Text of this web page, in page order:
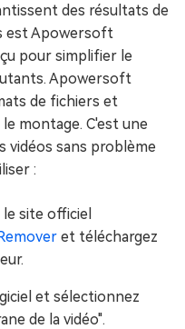
des résultats de
est Apowersoft
pour simplifier le
Apowersoft
de fichiers et
montage. C'est une
vidéos sans problème
:
le site officiel
et téléchargez
et sélectionnez
de la vidéo".